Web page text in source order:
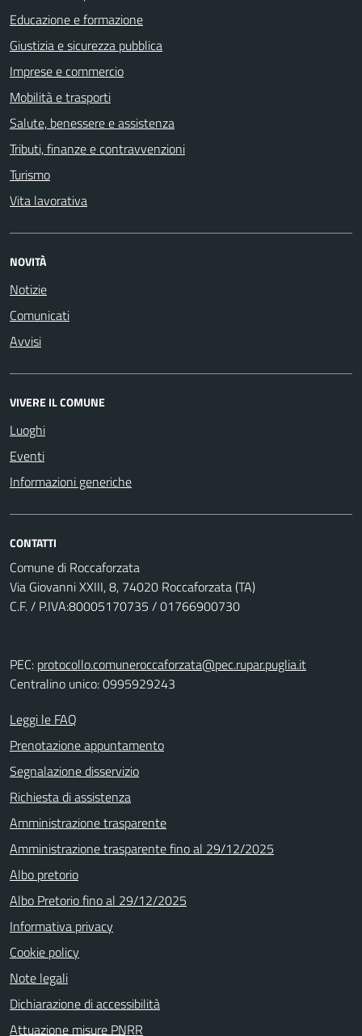
Educazione e formazione
Giustizia e sicurezza pubblica
Imprese e commercio
Mobilità e trasporti
Salute, benessere e assistenza
Tributi, finanze e contravvenzioni
Turismo
Vita lavorativa
NOVITÀ
Notizie
Comunicati
Avvisi
VIVERE IL COMUNE
Luoghi
Eventi
Informazioni generiche
CONTATTI
Comune di Roccaforzata
Via Giovanni XXIII, 8, 74020 Roccaforzata (TA)
C.F. / P.IVA:80005170735 / 01766900730
PEC: protocollo.comuneroccaforzata@pec.rupar.puglia.it
Centralino unico: 0995929243
Leggi le FAQ
Prenotazione appuntamento
Segnalazione disservizio
Richiesta di assistenza
Amministrazione trasparente
Amministrazione trasparente fino al 29/12/2025
Albo pretorio
Albo Pretorio fino al 29/12/2025
Informativa privacy
Cookie policy
Note legali
Dichiarazione di accessibilità
Attuazione misure PNRR